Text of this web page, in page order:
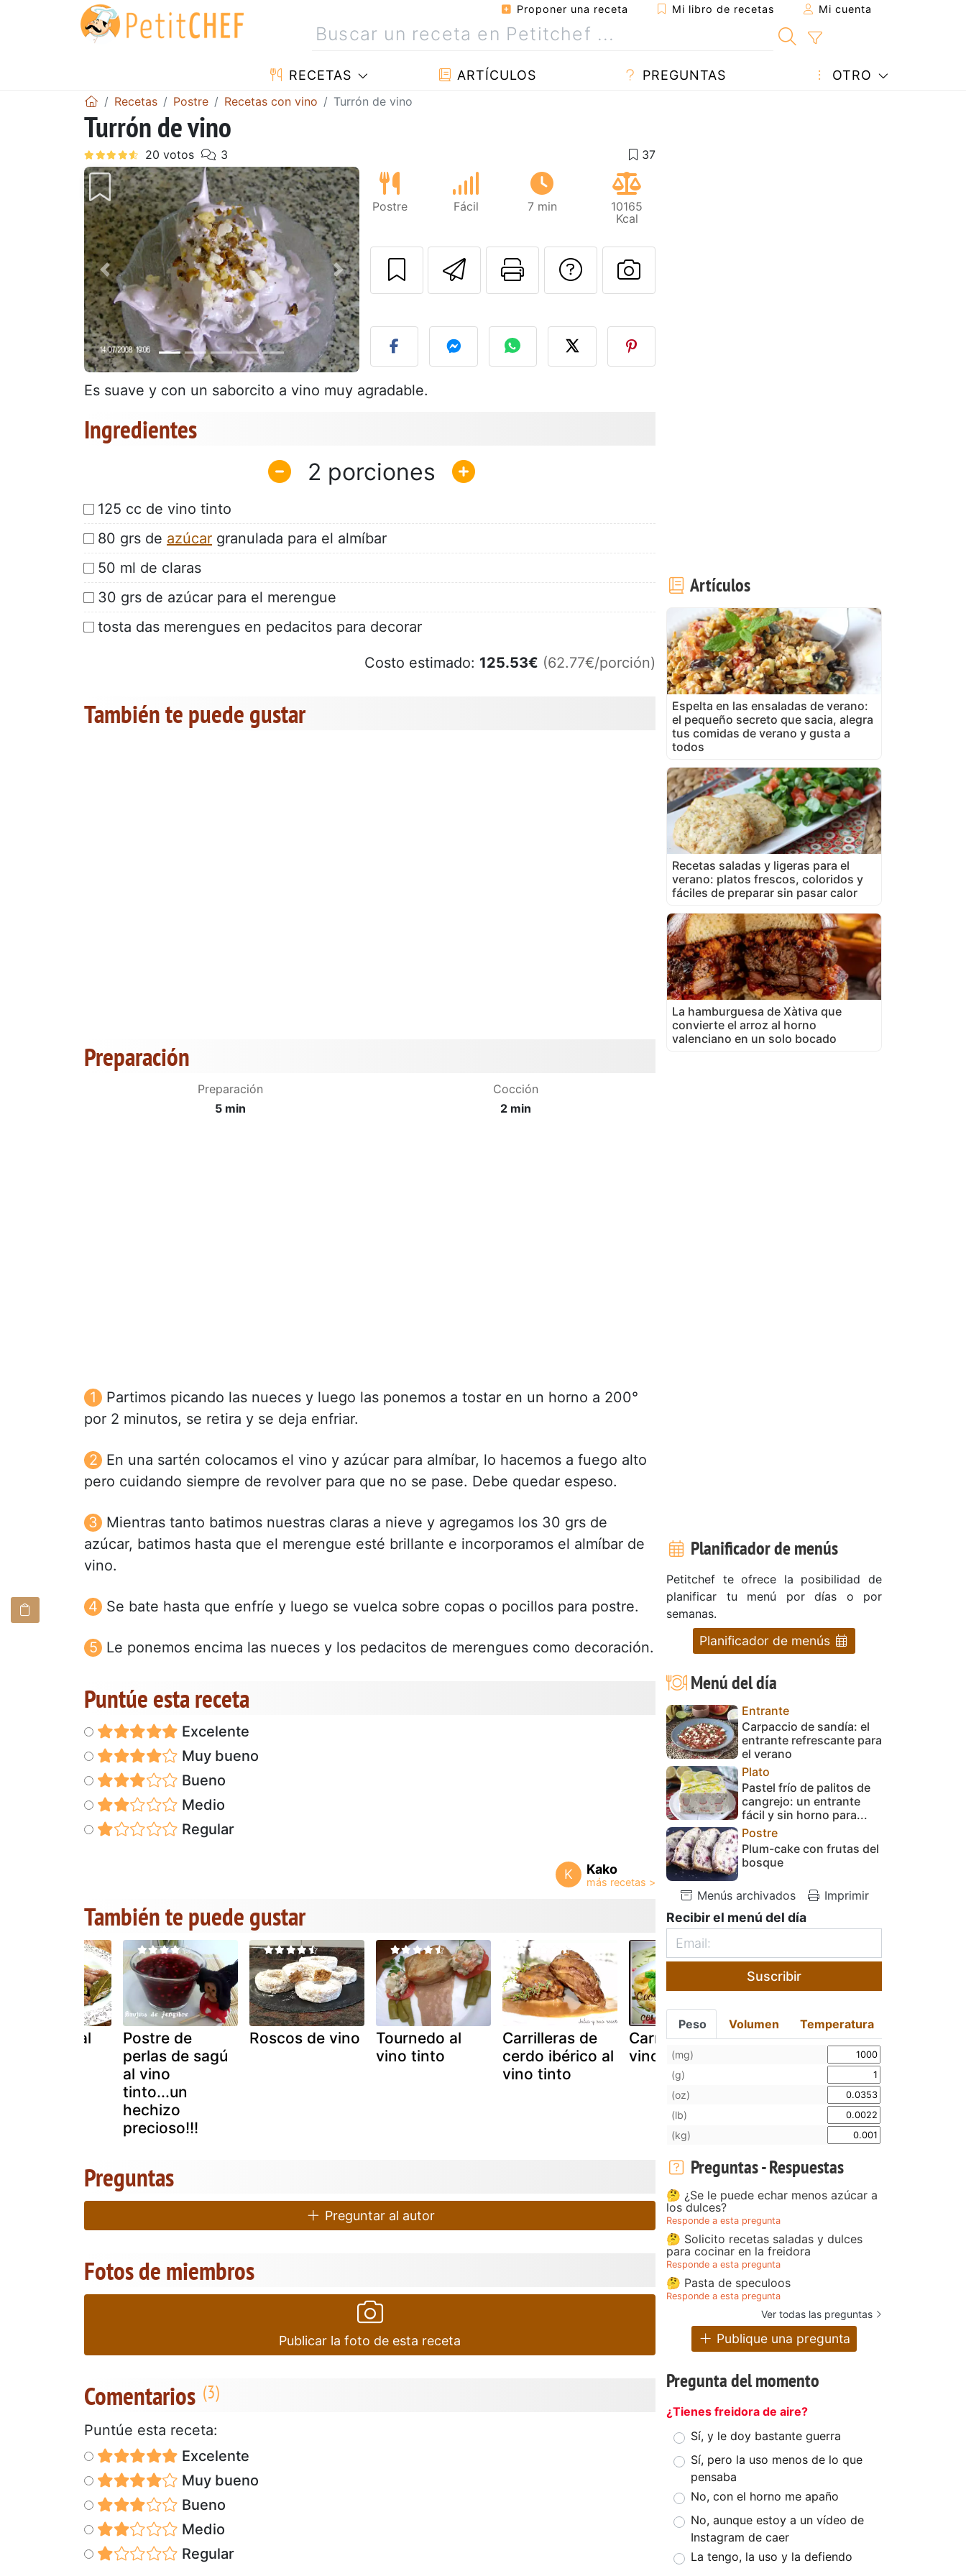
Proponer una receta Mi libro de recetas Mi cuenta
RECETAS ARTÍCULOS PREGUNTAS OTRO
Recetas Postre Recetas con vino Turrón de vino
Turrón de vino
Anterior Siguiente
Postre Fácil 7 min
10165
Kcal
Enviar esta receta a un amigo
Imprimir esta página
Preguntar al autor
Publicar la foto de esta receta
Es suave y con un saborcito a vino muy agradable.
Ingredientes
2
125 cc de vino tinto
80 grs de azúcar granulada para el almíbar
50 ml de claras
30 grs de azúcar para el merengue
tosta das merengues en pedacitos para decorar
Costo estimado: 125.53€ (62.77€/porción)
También te puede gustar
Preparación
Preparación
5 min
Cocción
2 min
Partimos picando las nueces y luego las ponemos a tostar en un horno a 200°
por 2 minutos, se retira y se deja enfriar.
En una sartén colocamos el vino y azúcar para almíbar, lo hacemos a fuego alto
pero cuidando siempre de revolver para que no se pase. Debe quedar espeso.
Mientras tanto batimos nuestras claras a nieve y agregamos los 30 grs de
azúcar, batimos hasta que el merengue esté brillante e incorporamos el almíbar de
vino.
Se bate hasta que enfríe y luego se vuelca sobre copas o pocillos para postre.
Le ponemos encima las nueces y los pedacitos de merengues como decoración.
Puntúe esta receta
Excelente
Muy bueno
Bueno
Medio
Regular
K Kako
También te puede gustar
al
Postre de
perlas de sagú
al vino
tinto...un
hechizo
precioso!!!
Roscos de vino
Tournedo al
vino tinto
Carrilleras de
cerdo ibérico al
vino tinto
Carrilleras al
vino tinto
Roscos de vino
Terrina de
Preguntas
Preguntar al autor
Fotos de miembros
Publicar la foto de esta receta
Comentarios
Puntúe esta receta:
Excelente
Muy bueno
Bueno
Medio
Regular
Artículos
Espelta en las ensaladas de verano:
el pequeño secreto que sacia, alegra
tus comidas de verano y gusta a
todos
Recetas saladas y ligeras para el
verano: platos frescos, coloridos y
fáciles de preparar sin pasar calor
La hamburguesa de Xàtiva que
convierte el arroz al horno
valenciano en un solo bocado
Planificador de menús
Petitchef te ofrece la posibilidad de
planificar tu menú por días o por
semanas.
Planificador de menús
Menú del día
Entrante
Carpaccio de sandía: el
entrante refrescante para
el verano
Plato
Pastel frío de palitos de
cangrejo: un entrante
fácil y sin horno para...
Postre
Plum-cake con frutas del
bosque
Menús archivados Imprimir
Recibir el menú del día
Suscribir
Peso Volumen Temperatura
(mg)
(g)
(oz)
(lb)
(kg)
Preguntas - Respuestas
🤔 ¿Se le puede echar menos azúcar a
los dulces?
Responde a esta pregunta
🤔 Solicito recetas saladas y dulces
para cocinar en la freidora
Responde a esta pregunta
🤔 Pasta de speculoos
Responde a esta pregunta
Ver todas las preguntas
Publique una pregunta
Pregunta del momento
¿Tienes freidora de aire?
Sí, y le doy bastante guerra
Sí, pero la uso menos de lo que
pensaba
No, con el horno me apaño
No, aunque estoy a un vídeo de
Instagram de caer
La tengo, la uso y la defiendo